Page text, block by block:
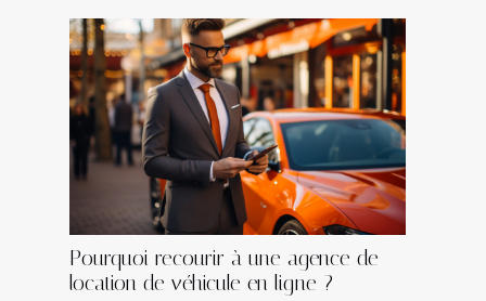
Pourquoi recourir à une agence de
location de véhicule en ligne ?